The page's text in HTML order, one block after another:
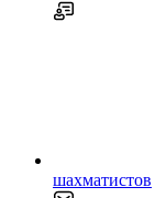
шахматистов